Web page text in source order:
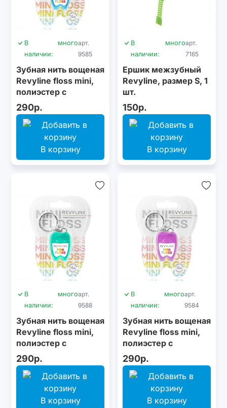
В
наличии:
многоарт.
9585
Зубная нить вощеная
Revyline floss mini,
полиэстер с
бамбуковым углем,
15 м, синяя
290р.
В корзину
В
наличии:
многоарт.
7165
Ершик межзубный
Revyline, размер S, 1
шт.
150р.
В корзину
В
наличии:
многоарт.
9588
Зубная нить вощеная
Revyline floss mini,
полиэстер с
бамбуковым углем,
15 м, бирюзовая
290р.
В корзину
В
наличии:
многоарт.
9584
Зубная нить вощеная
Revyline floss mini,
полиэстер с
бамбуковым углем,
15 м, сиреневая
290р.
В корзину